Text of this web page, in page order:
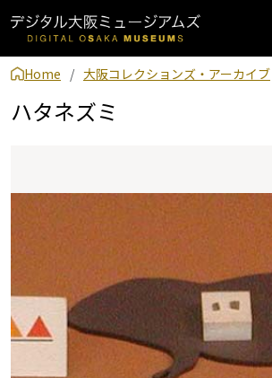
Home 大阪コレクションズ・アーカイブ
ハタネズミ